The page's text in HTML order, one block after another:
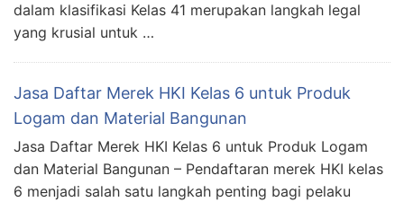
dalam klasifikasi Kelas 41 merupakan langkah legal
yang krusial untuk …
Jasa Daftar Merek HKI Kelas 6 untuk Produk
Logam dan Material Bangunan
Jasa Daftar Merek HKI Kelas 6 untuk Produk Logam
dan Material Bangunan – Pendaftaran merek HKI kelas
6 menjadi salah satu langkah penting bagi pelaku